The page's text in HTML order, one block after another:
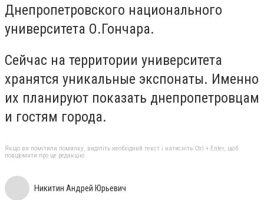
Днепропетровского национального
университета О.Гончара.
Сейчас на территории университета
хранятся уникальные экспонаты. Именно
их планируют показать днепропетровцам
и гостям города.
Якщо ви помітили помилку, виділіть необхідний текст і натисніть Ctrl + Enter, щоб
повідомити про це редакцію
Никитин Андрей Юрьевич